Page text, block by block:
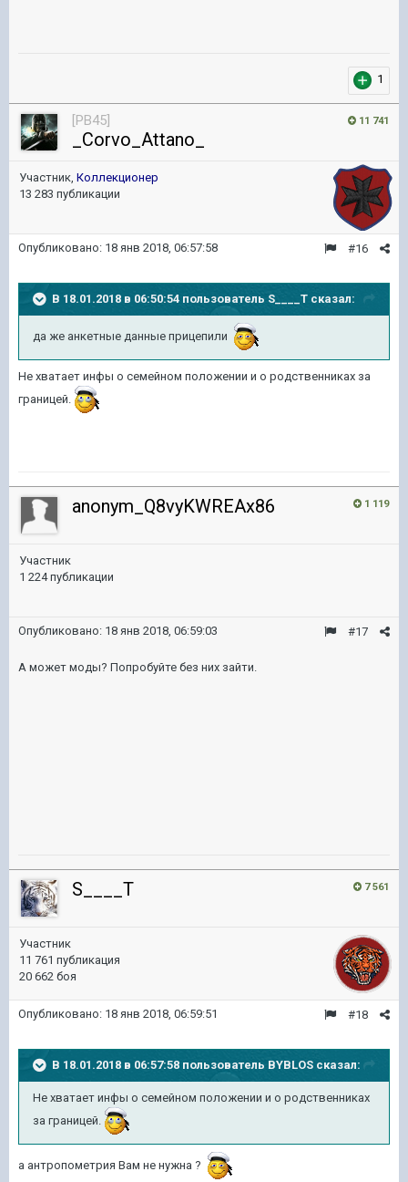
1
11 741
[PB45]
_Corvo_Attano_
Участник, Коллекционер
13 283 публикации
#16
Опубликовано: 18 янв 2018, 06:57:58
В 18.01.2018 в 06:50:54 пользователь S____T сказал:
да же анкетные данные прицепили
Не хватает инфы о семейном положении и о родственниках за
границей.
1 119
anonym_Q8vyKWREAx86
Участник
1 224 публикации
#17
Опубликовано: 18 янв 2018, 06:59:03
А может моды? Попробуйте без них зайти.
7 561
S____T
Участник
11 761 публикация
20 662 боя
#18
Опубликовано: 18 янв 2018, 06:59:51
В 18.01.2018 в 06:57:58 пользователь BYBLOS сказал:
Не хватает инфы о семейном положении и о родственниках
за границей.
а антропометрия Вам не нужна ?